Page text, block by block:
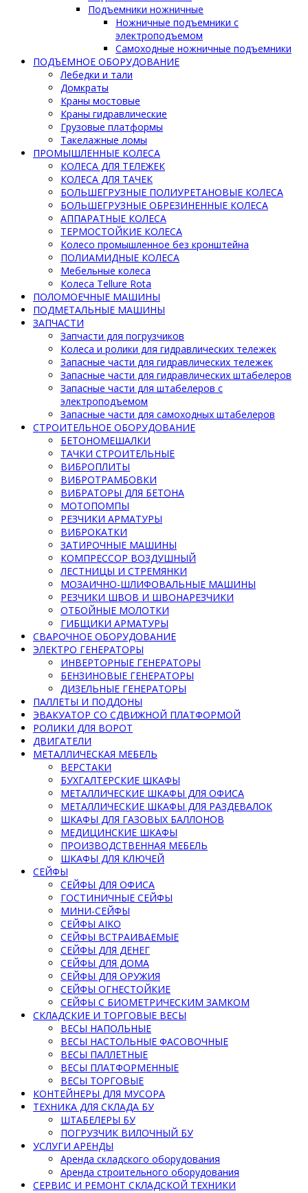
Подъемники ножничные
Ножничные подъемники с
электроподъемом
Самоходные ножничные подъемники
ПОДЪЕМНОЕ ОБОРУДОВАНИЕ
Лебедки и тали
Домкраты
Краны мостовые
Краны гидравлические
Грузовые платформы
Такелажные ломы
ПРОМЫШЛЕННЫЕ КОЛЕСА
КОЛЕСА ДЛЯ ТЕЛЕЖЕК
КОЛЕСА ДЛЯ ТАЧЕК
БОЛЬШЕГРУЗНЫЕ ПОЛИУРЕТАНОВЫЕ КОЛЕСА
БОЛЬШЕГРУЗНЫЕ ОБРЕЗИНЕННЫЕ КОЛЕСА
АППАРАТНЫЕ КОЛЕСА
ТЕРМОСТОЙКИЕ КОЛЕСА
Колесо промышленное без кронштейна
ПОЛИАМИДНЫЕ КОЛЕСА
Мебельные колеса
Колеса Tellure Rota
ПОЛОМОЕЧНЫЕ МАШИНЫ
ПОДМЕТАЛЬНЫЕ МАШИНЫ
ЗАПЧАСТИ
Запчасти для погрузчиков
Колеса и ролики для гидравлических тележек
Запасные части для гидравлических тележек
Запасные части для гидравлических штабелеров
Запасные части для штабелеров с
электроподъемом
Запасные части для самоходных штабелеров
СТРОИТЕЛЬНОЕ ОБОРУДОВАНИЕ
БЕТОНОМЕШАЛКИ
ТАЧКИ СТРОИТЕЛЬНЫЕ
ВИБРОПЛИТЫ
ВИБРОТРАМБОВКИ
ВИБРАТОРЫ ДЛЯ БЕТОНА
МОТОПОМПЫ
РЕЗЧИКИ АРМАТУРЫ
ВИБРОКАТКИ
ЗАТИРОЧНЫЕ МАШИНЫ
КОМПРЕССОР ВОЗДУШНЫЙ
ЛЕСТНИЦЫ И СТРЕМЯНКИ
МОЗАИЧНО-ШЛИФОВАЛЬНЫЕ МАШИНЫ
РЕЗЧИКИ ШВОВ И ШВОНАРЕЗЧИКИ
ОТБОЙНЫЕ МОЛОТКИ
ГИБЩИКИ АРМАТУРЫ
СВАРОЧНОЕ ОБОРУДОВАНИЕ
ЭЛЕКТРО ГЕНЕРАТОРЫ
ИНВЕРТОРНЫЕ ГЕНЕРАТОРЫ
БЕНЗИНОВЫЕ ГЕНЕРАТОРЫ
ДИЗЕЛЬНЫЕ ГЕНЕРАТОРЫ
ПАЛЛЕТЫ И ПОДДОНЫ
ЭВАКУАТОР СО СДВИЖНОЙ ПЛАТФОРМОЙ
РОЛИКИ ДЛЯ ВОРОТ
ДВИГАТЕЛИ
МЕТАЛЛИЧЕСКАЯ МЕБЕЛЬ
ВЕРСТАКИ
БУХГАЛТЕРСКИЕ ШКАФЫ
МЕТАЛЛИЧЕСКИЕ ШКАФЫ ДЛЯ ОФИСА
МЕТАЛЛИЧЕСКИЕ ШКАФЫ ДЛЯ РАЗДЕВАЛОК
ШКАФЫ ДЛЯ ГАЗОВЫХ БАЛЛОНОВ
МЕДИЦИНСКИЕ ШКАФЫ
ПРОИЗВОДСТВЕННАЯ МЕБЕЛЬ
ШКАФЫ ДЛЯ КЛЮЧЕЙ
СЕЙФЫ
СЕЙФЫ ДЛЯ ОФИСА
ГОСТИНИЧНЫЕ СЕЙФЫ
МИНИ-СЕЙФЫ
СЕЙФЫ AIKO
СЕЙФЫ ВСТРАИВАЕМЫЕ
СЕЙФЫ ДЛЯ ДЕНЕГ
СЕЙФЫ ДЛЯ ДОМА
СЕЙФЫ ДЛЯ ОРУЖИЯ
СЕЙФЫ ОГНЕСТОЙКИЕ
СЕЙФЫ С БИОМЕТРИЧЕСКИМ ЗАМКОМ
СКЛАДСКИЕ И ТОРГОВЫЕ ВЕСЫ
ВЕСЫ НАПОЛЬНЫЕ
ВЕСЫ НАСТОЛЬНЫЕ ФАСОВОЧНЫЕ
ВЕСЫ ПАЛЛЕТНЫЕ
ВЕСЫ ПЛАТФОРМЕННЫЕ
ВЕСЫ ТОРГОВЫЕ
КОНТЕЙНЕРЫ ДЛЯ МУСОРА
ТЕХНИКА ДЛЯ СКЛАДА БУ
ШТАБЕЛЕРЫ БУ
ПОГРУЗЧИК ВИЛОЧНЫЙ БУ
УСЛУГИ АРЕНДЫ
Аренда складского оборудования
Аренда строительного оборудования
СЕРВИС И РЕМОНТ СКЛАДСКОЙ ТЕХНИКИ